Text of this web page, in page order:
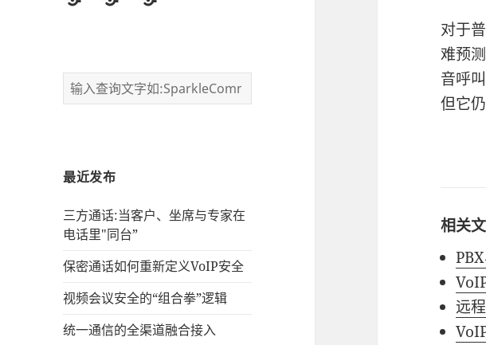
最近发布
三方通话:当客户、坐席与专家在
电话里"同台”
保密通话如何重新定义VoIP安全
视频会议安全的“组合拳”逻辑
统一通信的‌全渠道融合接入
对于
难预
音呼
但它
相关
远